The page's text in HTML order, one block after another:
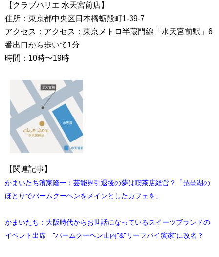
【クラブハリエ 水天宮前店】
住所：東京都中央区日本橋蛎殻町1-39-7
アクセス：アクセス：東京メトロ半蔵門線「水天宮前駅」6
番出口から歩いて1分
時間：10時〜19時
【関連記事】
かまいたち濱家隆一：芸能界引退後の夢は喫茶店経営？「琵琶湖の
ほとりでバームクーヘンをメインとしたカフェを」
かまいたち：大阪時代からお世話になっているスイーツブランドの
イベント出席 ”バームクーヘン山内”&”リーフパイ濱家”に改名？